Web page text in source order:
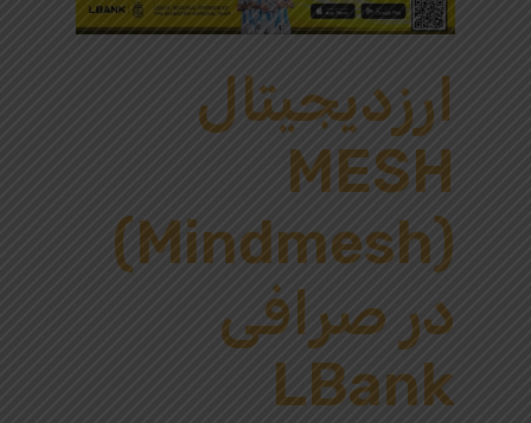
ارزدیجیتال
MESH
(Mindmesh)
در صرافی
LBank